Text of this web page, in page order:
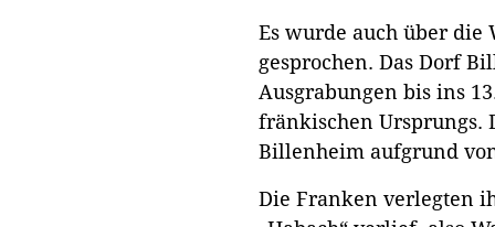
Es wurde auch über
gesprochen. Das Dorf
Ausgrabungen bis ins
fränkischen Ursprungs.
Billenheim aufgrund
Die Franken verlegten